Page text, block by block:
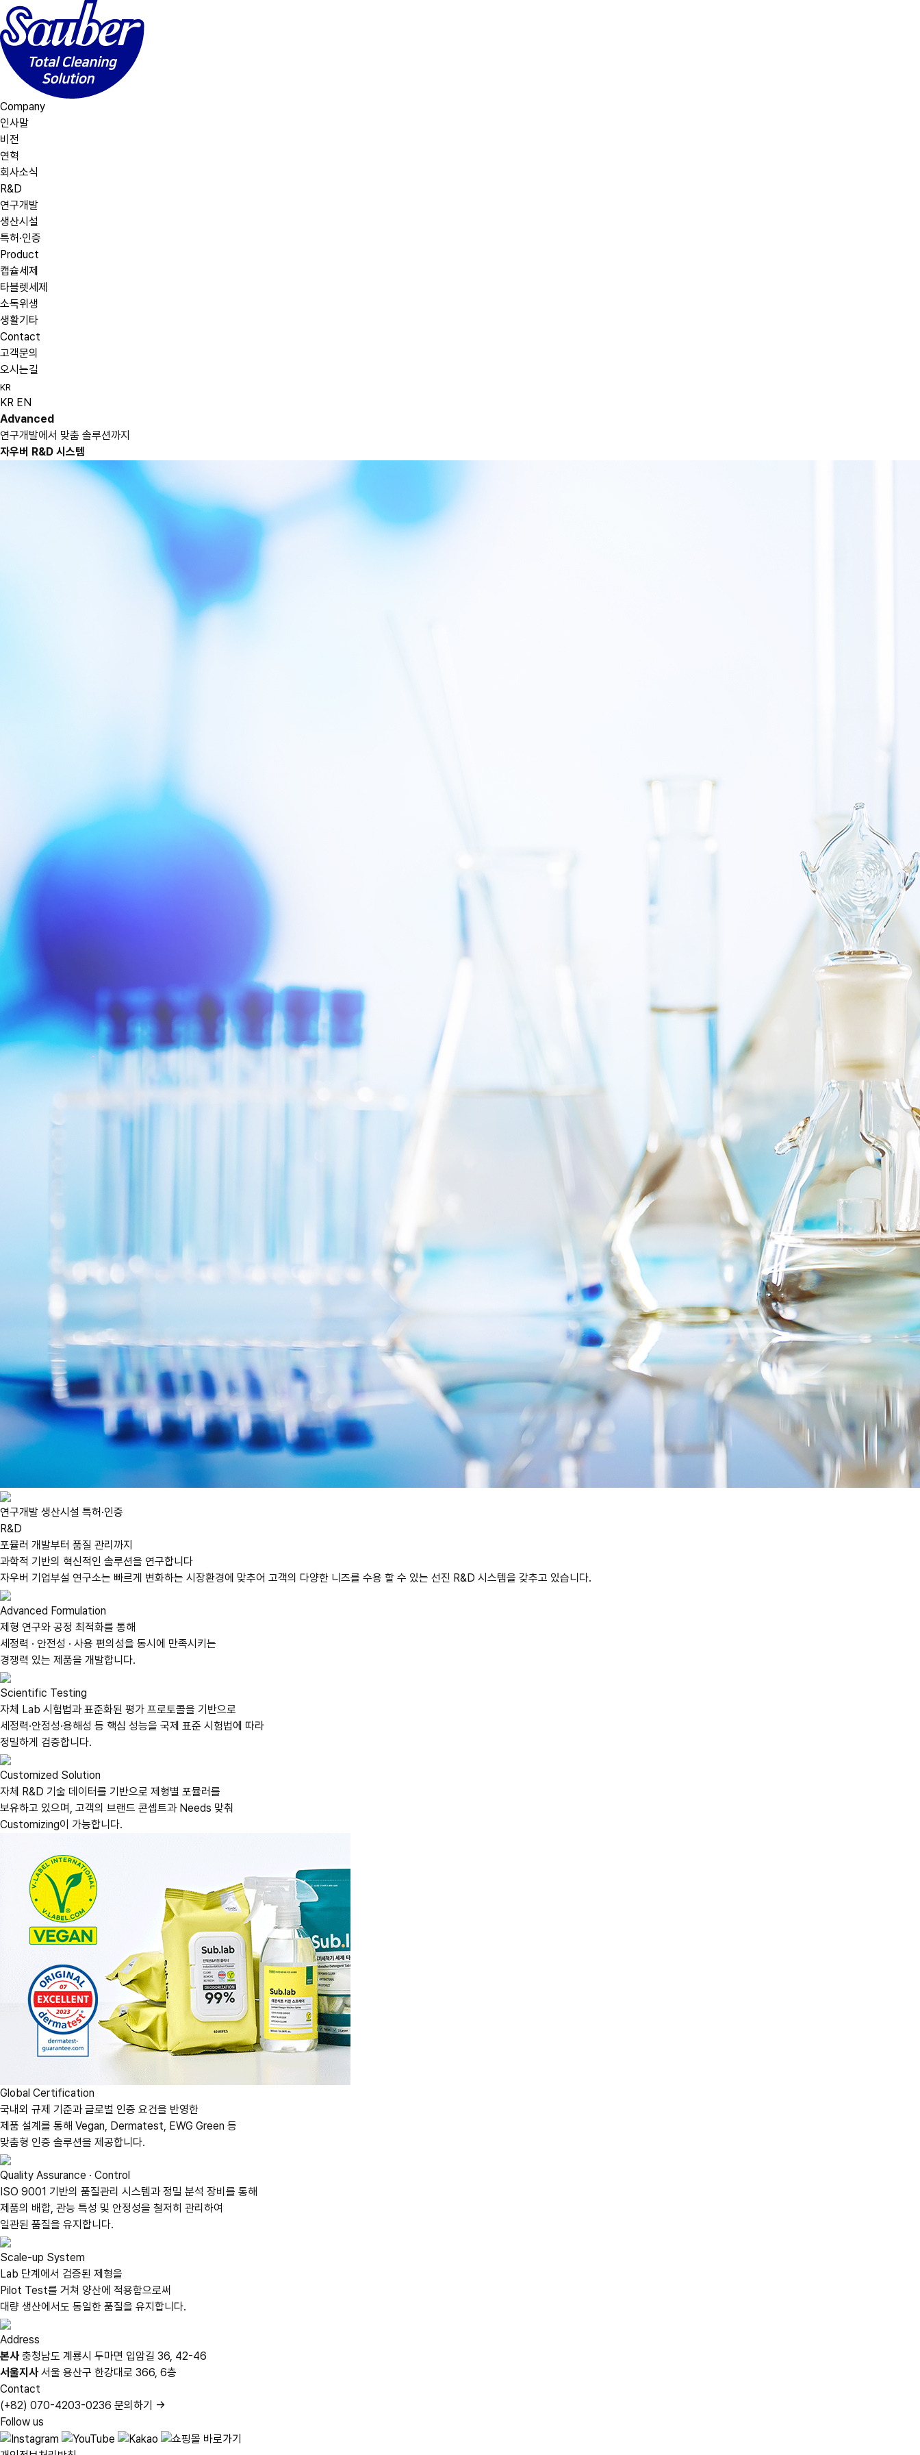
Company
인사말
비전
연혁
회사소식
R&D
연구개발
생산시설
특허·인증
Product
캡슐세제
타블렛세제
소독위생
생활기타
Contact
고객문의
오시는길
KR
KR EN
Advanced
연구개발에서 맞춤 솔루션까지
자우버 R&D 시스템
연구개발 생산시설 특허·인증
R&D
포뮬러 개발부터 품질 관리까지
과학적 기반의 혁신적인 솔루션을 연구합니다
자우버 기업부설 연구소는 빠르게 변화하는 시장환경에 맞추어 고객의 다양한 니즈를 수용 할 수 있는 선진 R&D 시스템을 갖추고 있습니다.
Advanced Formulation
제형 연구와 공정 최적화를 통해
세정력 · 안전성 · 사용 편의성을 동시에 만족시키는
경쟁력 있는 제품을 개발합니다.
Scientific Testing
자체 Lab 시험법과 표준화된 평가 프로토콜을 기반으로
세정력·안정성·용해성 등 핵심 성능을 국제 표준 시험법에 따라
정밀하게 검증합니다.
Customized Solution
자체 R&D 기술 데이터를 기반으로 제형별 포뮬러를
보유하고 있으며, 고객의 브랜드 콘셉트과 Needs 맞춰
Customizing이 가능합니다.
Global Certification
국내외 규제 기준과 글로벌 인증 요건을 반영한
제품 설계를 통해 Vegan, Dermatest, EWG Green 등
맞춤형 인증 솔루션을 제공합니다.
Quality Assurance · Control
ISO 9001 기반의 품질관리 시스템과 정밀 분석 장비를 통해
제품의 배합, 관능 특성 및 안정성을 철저히 관리하여
일관된 품질을 유지합니다.
Scale-up System
Lab 단계에서 검증된 제형을
Pilot Test를 거쳐 양산에 적용함으로써
대량 생산에서도 동일한 품질을 유지합니다.
Address
본사 충청남도 계룡시 두마면 입암길 36, 42-46
서울지사 서울 용산구 한강대로 366, 6층
Contact
(+82) 070-4203-0236 문의하기 →
Follow us